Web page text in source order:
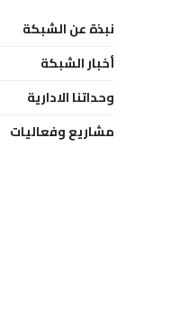
نبذة عن الشبكة
أخبار الشبكة
وحداتنا الادارية
مشاريع وفعاليات